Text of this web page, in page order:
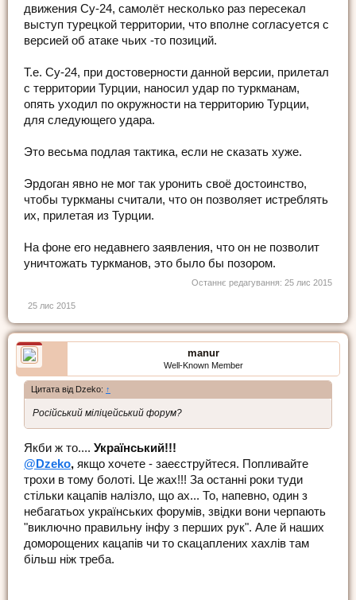
движения Су-24, самолёт несколько раз пересекал
выступ турецкой территории, что вполне согласуется с
версией об атаке чьих -то позиций.
Т.е. Су-24, при достоверности данной версии, прилетал
с территории Турции, наносил удар по туркманам,
опять уходил по окружности на территорию Турции,
для следующего удара.
Это весьма подлая тактика, если не сказать хуже.
Эрдоган явно не мог так уронить своё достоинство,
чтобы туркманы считали, что он позволяет истреблять
их, прилетая из Турции.
На фоне его недавнего заявления, что он не позволит
уничтожать туркманов, это было бы позором.
Останнє редагування: 25 лис 2015
25 лис 2015
manur
Well-Known Member
Цитата від Dzeko: ↑
Російський міліцейський форум?
Якби ж то.... Український!!!
@Dzeko, якщо хочете - заеєструйтеся. Попливайте
трохи в тому болоті. Це жах!!! За останні роки туди
стільки кацапів налізло, що ах... То, напевно, один з
небагатьох українських форумів, звідки вони черпають
"виключно правильну інфу з перших рук". Але й наших
доморощених кацапів чи то скацаплених хахлів там
більш ніж треба.